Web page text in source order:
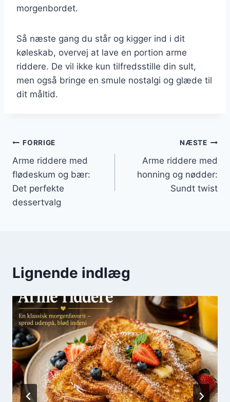
morgenbordet.
Så næste gang du står og kigger ind i dit
køleskab, overvej at lave en portion arme
riddere. De vil ikke kun tilfredsstille din sult,
men også bringe en smule nostalgi og glæde til
dit måltid.
Indlægsnavigation
FORRIGE
Arme riddere med
flødeskum og bær:
Det perfekte
dessertvalg
NÆSTE
Arme riddere med
honning og nødder:
Sundt twist
Lignende indlæg